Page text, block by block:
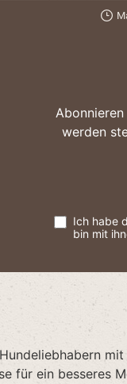
werden
Ich habe
bin mit
für ein besseres